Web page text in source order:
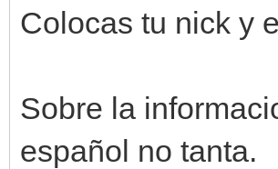
Colocas tu nick y
Sobre la
español no tanta.